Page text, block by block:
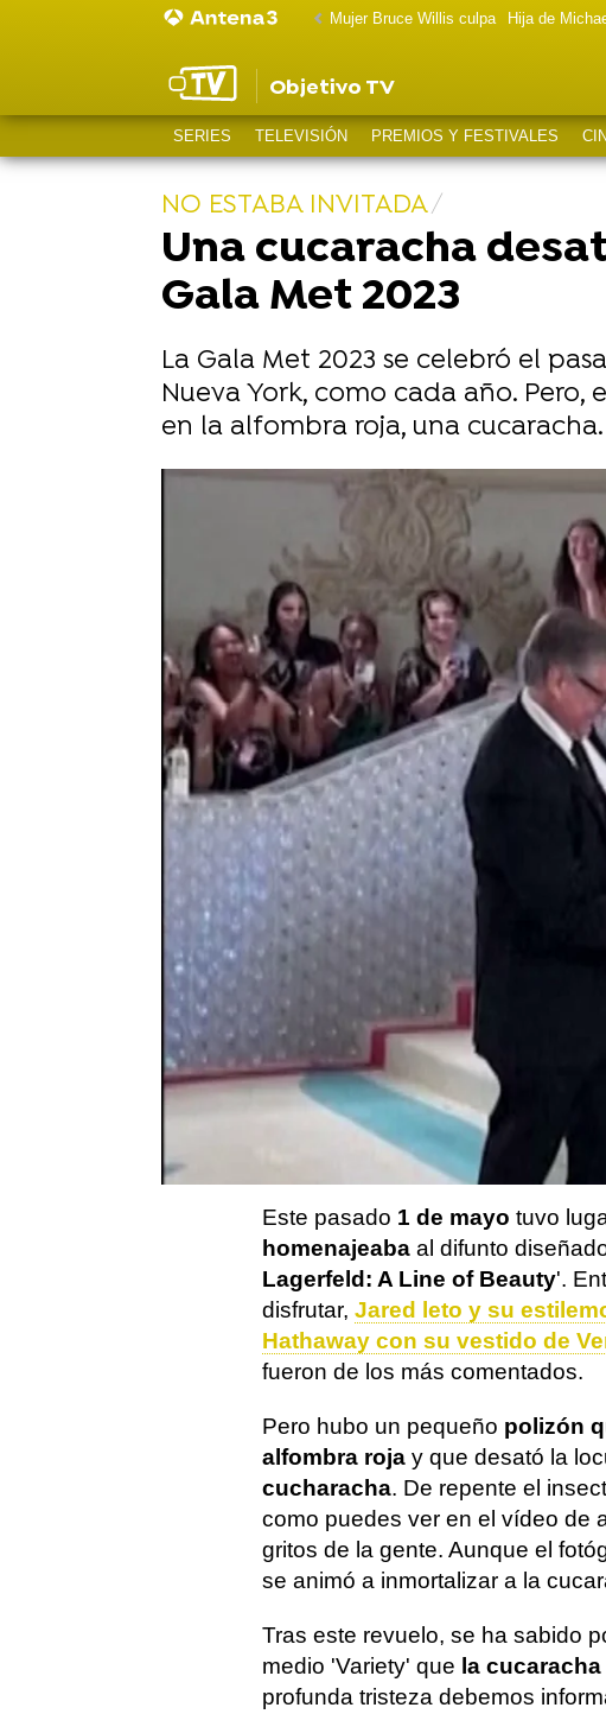
Mujer Bruce Willis culpa Hija de
Objetivo TV
SERIES TELEVISIÓN PREMIOS Y FESTIVALES
NO ESTABA INVITADA
Una cucaracha
Gala Met 2023
La Gala Met 2023 se celebró el
Nueva York, como cada año.
en la alfombra roja, una cucaracha.
Jessica Chastain reaparece tan
Kristen Stewart y Robert Pattinson
J. Carlos López Ruedas
Publicado: 03 de mayo de 2023, 16:05
LaGala Met es la celebración
donde podemos ver cada año
invitados más VIPs que se
Metropolitano de Arte de la
Este pasado 1 de mayo tuvo
homenajeaba al difunto
Lagerfeld: A Line of Beauty'.
disfrutar, Jared leto y su
Hathaway con su vestido de
fueron de los más comentados.
Pero hubo un pequeño polizón
alfombra roja y que desató la
cucharacha. De repente el
como puedes ver en el vídeo de
gritos de la gente. Aunque el
se animó a inmortalizar a la
Tras este revuelo, se ha sabido
medio 'Variety' que la
profunda tristeza debemos